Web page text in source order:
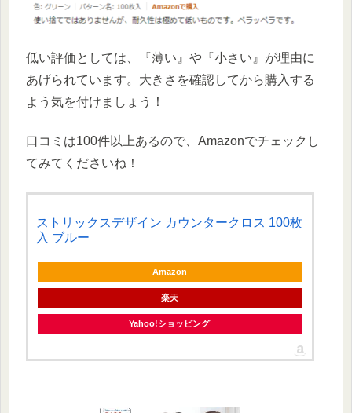
低い評価としては、『薄い』や『小さい』が理由に
あげられています。大きさを確認してから購入する
よう気を付けましょう！
口コミは100件以上あるので、Amazonでチェックし
てみてくださいね！
ストリックスデザイン カウンタークロス 100枚
入 ブルー
Amazon
楽天
Yahoo!ショッピング